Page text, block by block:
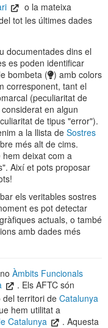
o la mateixa
tot les últimes dades
documentades dins el
es poden identificar
bombeta ( ) amb colors
corresponent, tant el
(peculiaritat de
en algun
de tipus "error").
a la llista de Sostres
més alt de cims.
deixat com a
Així et pots proposar
els veritables sostres
es pot detectar
actuals, o també
amb dades més
Àmbits Funcionals
. Els AFTC són
del territori de Catalunya
hem utilitat a
Catalunya
. Aquesta